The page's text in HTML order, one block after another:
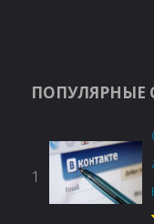
ПОПУЛЯРНЫЕ
1